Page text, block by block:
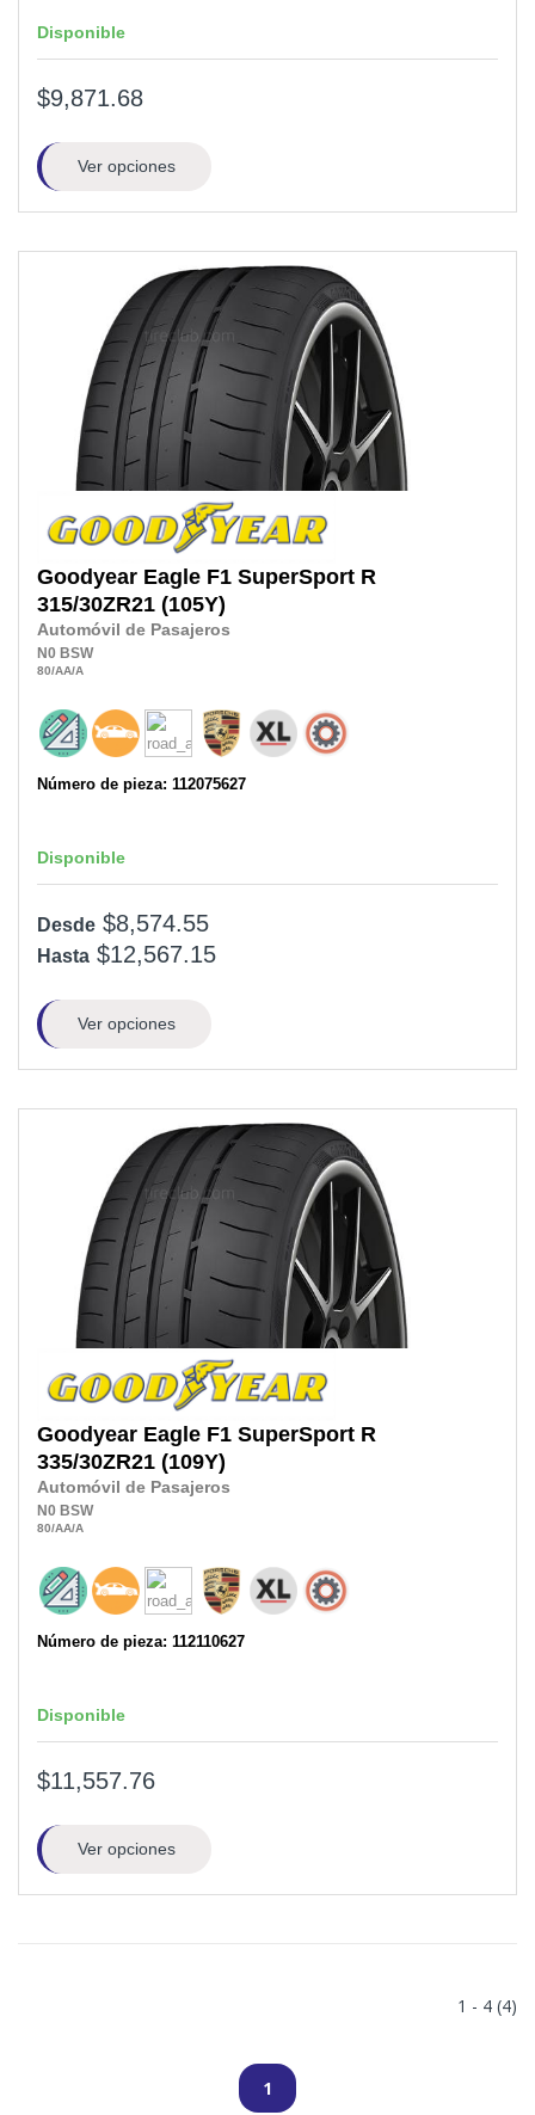
Disponible
$9,871.68
Ver opciones
Goodyear Eagle F1 SuperSport R
315/30ZR21 (105Y)
Automóvil de Pasajeros
N0 BSW
80/AA/A
Número de pieza: 112075627
Disponible
Desde $8,574.55
Hasta $12,567.15
Ver opciones
Goodyear Eagle F1 SuperSport R
335/30ZR21 (109Y)
Automóvil de Pasajeros
N0 BSW
80/AA/A
Número de pieza: 112110627
Disponible
$11,557.76
Ver opciones
1 - 4 (4)
1